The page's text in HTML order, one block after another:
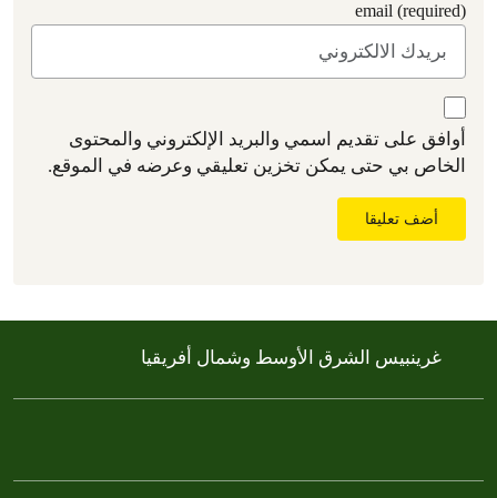
email (required)
أوافق على تقديم اسمي والبريد الإلكتروني والمحتوى
الخاص بي حتى يمكن تخزين تعليقي وعرضه في الموقع.
أضف تعليقا